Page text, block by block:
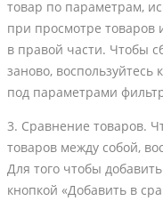
товар по параметрам,
при просмотре товаров
в правой части. Чтобы
заново, воспользуйтесь
под параметрами
3. Сравнение товаров.
товаров между собой,
Для того чтобы
кнопкой «Добавить в